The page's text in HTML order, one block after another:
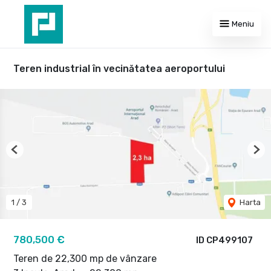
Meniu
Teren industrial în vecinătatea aeroportului
ID CP499107
780,500 €
Teren de 22,300 mp de vânzare
1 / 3 Harta
Previous